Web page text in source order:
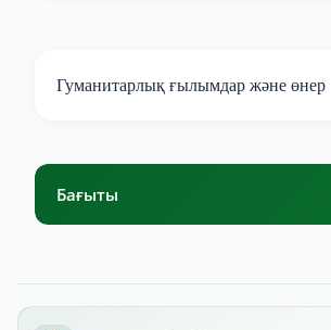
Гуманитарлық ғылымдар және өнер
Бағыты